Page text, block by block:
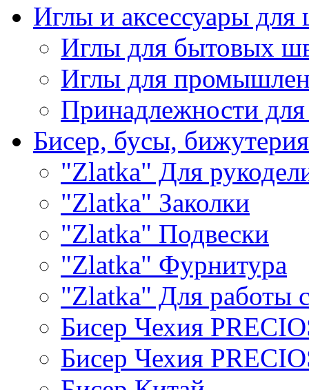
Иглы и аксессуары
Иглы для бытовых
Иглы для
Принадлежности
Бисер, бусы, бижутерия
"Zlatka" Для
"Zlatka" Заколки
"Zlatka" Подвески
"Zlatka" Фурнитура
"Zlatka" Для работы
Бисер Чехия
Бисер Чехия